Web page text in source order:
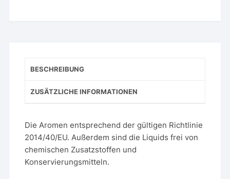
BESCHREIBUNG
ZUSÄTZLICHE INFORMATIONEN
Die Aromen entsprechend der gültigen Richtlinie
2014/40/EU. Außerdem sind die Liquids frei von
chemischen Zusatzstoffen und
Konservierungsmitteln.